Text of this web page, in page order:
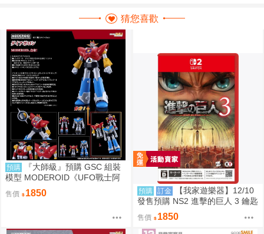
猜您喜歡
預購
『大師級』預購 GSC 組裝
模型 MODEROID《UFO戰士阿
波羅》大阿波羅
售價 1850 預購 訂金
【我家遊樂器】12/10
發售預購 NS2 進擊的巨人 3 鑰匙
卡 普通版日版
售價 1850